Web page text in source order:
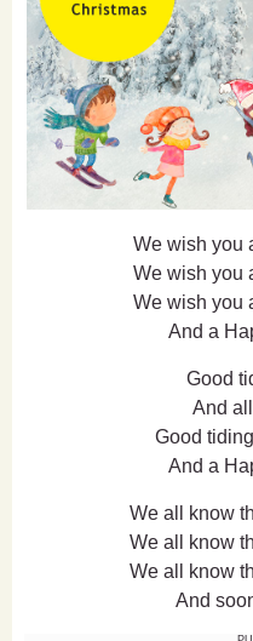
We wish you
We wish you
We wish you
And a
Good
And
Good
And a
We all know
We all know
We all know
And